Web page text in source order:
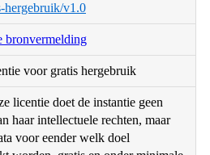
hergebruik/v1.0
bronvermelding
voor gratis hergebruik
licentie doet de instantie geen
haar intellectuele rechten, maar
voor eender welk doel